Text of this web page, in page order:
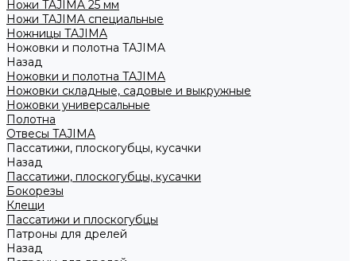
Ножи TAJIMA 25 мм
Ножи TAJIMA специальные
Ножницы TAJIMA
Ножовки и полотна TAJIMA
Назад
Ножовки и полотна TAJIMA
Ножовки складные, садовые и выкружные
Ножовки универсальные
Полотна
Отвесы TAJIMA
Пассатижи, плоскогубцы, кусачки
Назад
Пассатижи, плоскогубцы, кусачки
Бокорезы
Клещи
Пассатижи и плоскогубцы
Патроны для дрелей
Назад